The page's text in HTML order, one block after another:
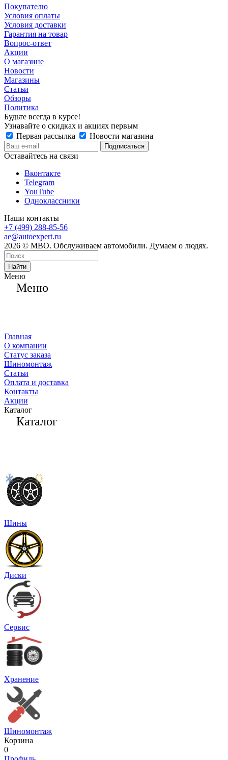
Покупателю
Условия оплаты
Условия доставки
Гарантия на товар
Вопрос-ответ
Акции
О магазине
Новости
Магазины
Статьи
Обзоры
Политика
Будьте всегда в курсе!
Узнавайте о скидках и акциях первым
Первая рассылка
Новости магазина
Оставайтесь на связи
Вконтакте
Telegram
YouTube
Одноклассники
Наши контакты
+7 (499) 288-85-56
ae@autoexpert.ru
2026 © МВО. Обслуживаем автомобили. Думаем о людях.
Найти
Меню
Меню
Главная
О компании
Статус заказа
Шиномонтаж
Статьи
Оплата и доставка
Контакты
Акции
Каталог
Каталог
Шины
Диски
Сервис
Хранение
Шиномонтаж
Корзина
0